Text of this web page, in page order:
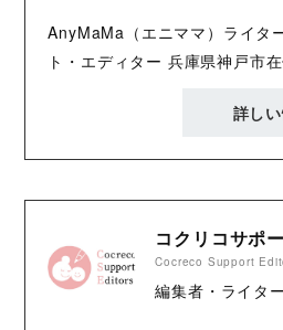
AnyMaMa（エニママ）ライタ
ト・エディター 兵庫県神戸市
州と中国地方への転居を経て
https://anymama.jp/ Twitter
https://twitter.com/AnyMaMaJP
詳し
コクリコサポ
Cocreco Support
編集者・ライター